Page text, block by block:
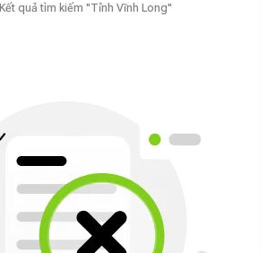
Kết quả tìm kiếm "Tỉnh Vĩnh Long"